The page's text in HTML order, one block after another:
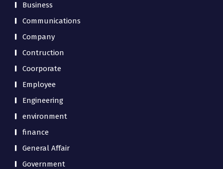
Business
Communications
Company
Contruction
Coorporate
Employee
Engineering
environment
finance
General Affair
Government